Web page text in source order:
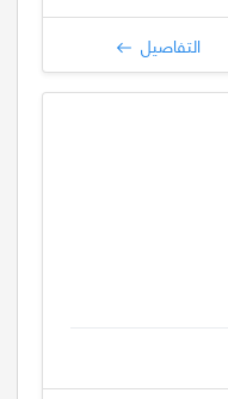
التفاصيل